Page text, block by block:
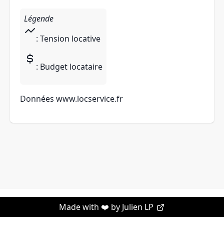
Légende
: Tension locative
: Budget locataire
Données www.locservice.fr
Made with ❤️ by Julien LP